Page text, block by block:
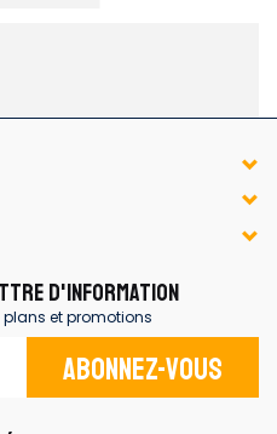
D'INFORMATION
plans et promotions
Abonnez-vous